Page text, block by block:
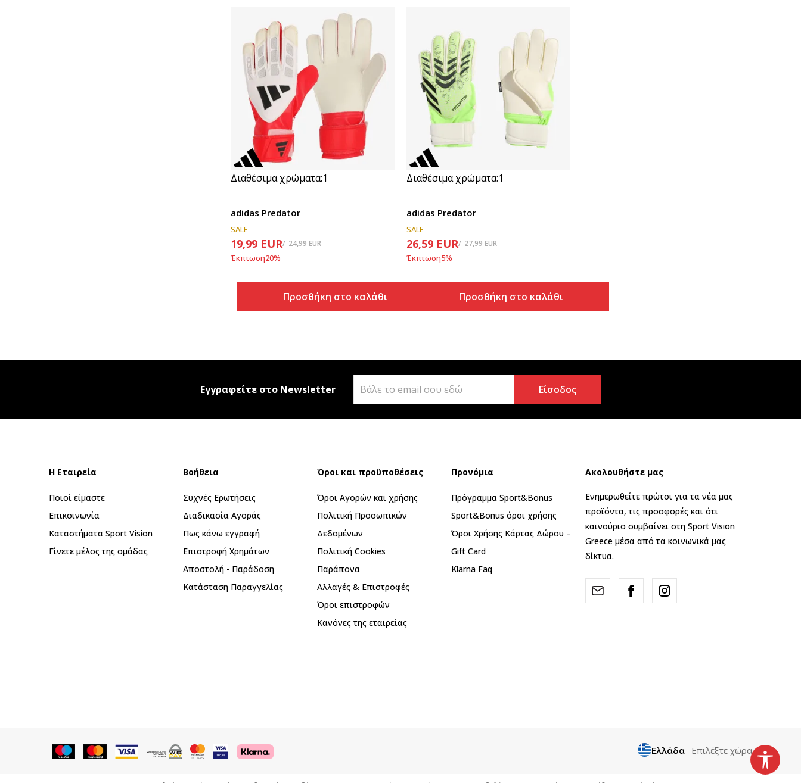
Διαθέσιμα χρώματα:1
adidas Predator
SALE
19,99 EUR 24,99EUR
Έκπτωση20%
Προσθήκη στο καλάθι
Διαθέσιμα χρώματα:1
adidas Predator
SALE
26,59 EUR 27,99EUR
Έκπτωση5%
Προσθήκη στο καλάθι
Εγγραφείτε στο Newsletter Είσοδος
Η Εταιρεία
Ποιοί είμαστε
Επικοινωνία
Καταστήματα Sport Vision
Γίνετε μέλος της ομάδας
Βοήθεια
Συχνές Ερωτήσεις
Διαδικασία Αγοράς
Πως κάνω εγγραφή
Επιστροφή Xρημάτων
Αποστολή - Παράδοση
Κατάσταση Παραγγελίας
Όροι και προϋποθέσεις
Όροι Αγορών και χρήσης
Πολιτική Προσωπικών
Δεδομένων
Πολιτική Cookies
Παράπονα
Αλλαγές & Επιστροφές
Όροι επιστροφών
Κανόνες της εταιρείας
Προνόμια
Πρόγραμμα Sport&Bonus
Sport&Bonus όροι χρήσης
Όροι Χρήσης Κάρτας Δώρου –
Gift Card
Klarna Faq
Ακολουθήστε μας
Ενημερωθείτε πρώτοι για τα νέα μας
προϊόντα, τις προσφορές και ότι
καινούριο συμβαίνει στη Sport Vision
Greece μέσα από τα κοινωνικά μας
δίκτυα.
Ελλάδα Επιλέξτε χώρα